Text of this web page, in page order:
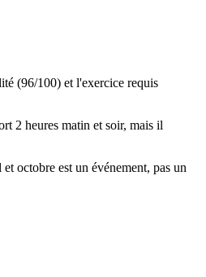
(96/100) et l'exercice requis
2 heures matin et soir, mais il
octobre est un événement, pas un